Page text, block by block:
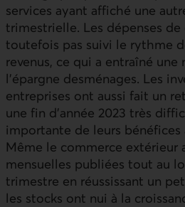
services ayant affiché une
trimestrielle. Les dépenses
toutefois pas suivi le rythme
revenus, ce qui a entraîné une
l’épargne desménages. Les
entreprises ont aussi fait un
une fin d’année 2023 très
importante de leurs
Même le commerce extérieur
mensuelles publiées tout au
trimestre en réussissant un
les stocks ont nui à la